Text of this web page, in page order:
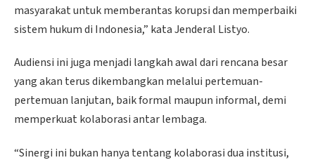
masyarakat untuk memberantas korupsi dan memperbaiki
sistem hukum di Indonesia,” kata Jenderal Listyo.
Audiensi ini juga menjadi langkah awal dari rencana besar
yang akan terus dikembangkan melalui pertemuan-
pertemuan lanjutan, baik formal maupun informal, demi
memperkuat kolaborasi antar lembaga.
“Sinergi ini bukan hanya tentang kolaborasi dua institusi,